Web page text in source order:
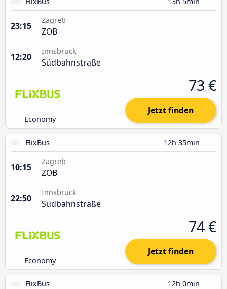
23:15
Zagreb
ZOB
12:20
Innsbruck
Südbahnstraße
Economy
73 €
Jetzt finden
FlixBus 12h 35min
10:15
Zagreb
ZOB
22:50
Innsbruck
Südbahnstraße
Economy
74 €
Jetzt finden
FlixBus 12h 0min